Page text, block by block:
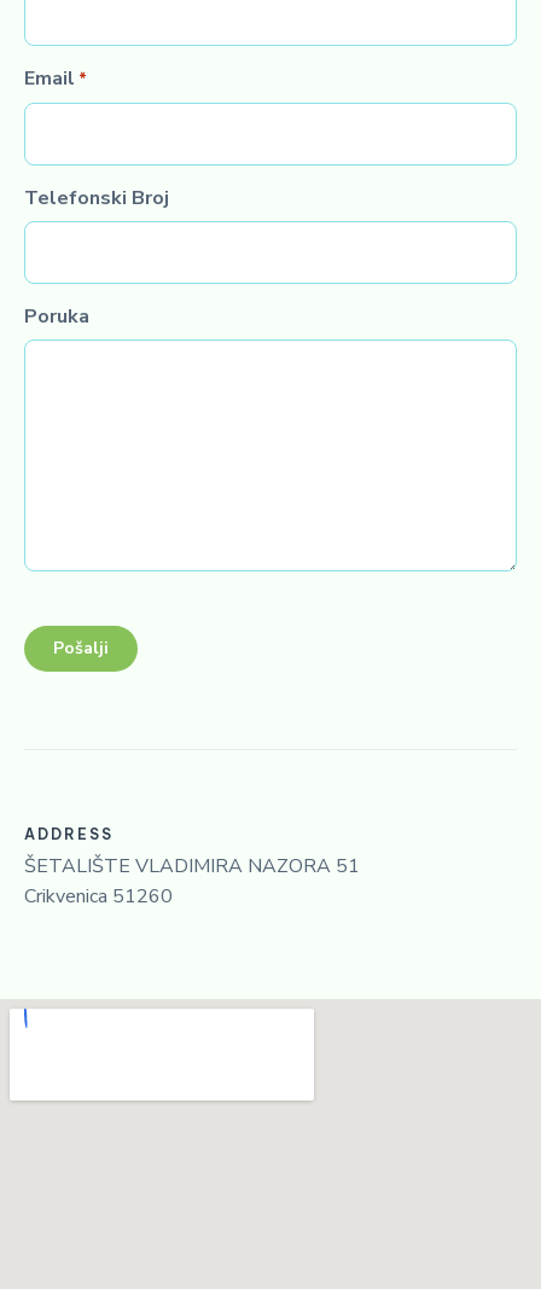
o
o
k
g
r
a
m
Email *
Telefonski Broj
Poruka
Pošalji
ADDRESS
ŠETALIŠTE VLADIMIRA NAZORA 51
Crikvenica 51260